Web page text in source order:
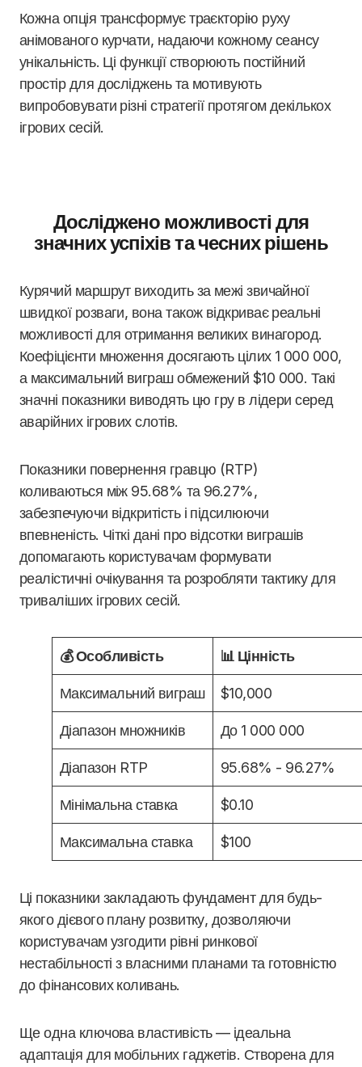
Кожна опція трансформує траєкторію руху
анімованого курчати, надаючи кожному сеансу
унікальність. Ці функції створюють постійний
простір для досліджень та мотивують
випробовувати різні стратегії протягом декількох
ігрових сесій.
Досліджено можливості для
значних успіхів та чесних рішень
Курячий маршрут виходить за межі звичайної
швидкої розваги, вона також відкриває реальні
можливості для отримання великих винагород.
Коефіцієнти множення досягають цілих 1 000 000,
а максимальний виграш обмежений $10 000. Такі
значні показники виводять цю гру в лідери серед
аварійних ігрових слотів.
Показники повернення гравцю (RTP)
коливаються між 95.68% та 96.27%,
забезпечуючи відкритість і підсилюючи
впевненість. Чіткі дані про відсотки виграшів
допомагають користувачам формувати
реалістичні очікування та розробляти тактику для
триваліших ігрових сесій.
💰 Особливість 📊 Цінність
Максимальний виграш $10,000
Діапазон множників До 1 000 000
Діапазон RTP 95.68% - 96.27%
Мінімальна ставка $0.10
Максимальна ставка $100
Ці показники закладають фундамент для будь-
якого дієвого плану розвитку, дозволяючи
користувачам узгодити рівні ринкової
нестабільності з власними планами та готовністю
до фінансових коливань.
Ще одна ключова властивість — ідеальна
адаптація для мобільних гаджетів. Створена для